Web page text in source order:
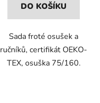
DO KOŠÍKU
Sada froté osušek a
ručníků, certifikát OEKO-
TEX, osuška 75/160.